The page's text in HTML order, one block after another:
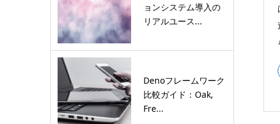
ョンシステム導入の
リアルユース...
Denoフレームワーク
比較ガイド：Oak,
Fre...